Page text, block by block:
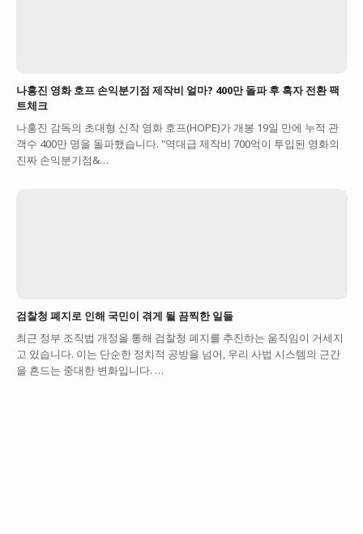
나홍진 영화 호프 손익분기점 제작비 얼마? 400만 돌파 후 흑자 전환 팩
트체크
나홍진 감독의 초대형 신작 영화 호프(HOPE)가 개봉 19일 만에 누적 관
객수 400만 명을 돌파했습니다. "역대급 제작비 700억이 투입된 영화의
진짜 손익분기점&…
검찰청 폐지로 인해 국민이 겪게 될 끔찍한 일들
최근 정부 조직법 개정을 통해 검찰청 폐지를 추진하는 움직임이 거세지
고 있습니다. 이는 단순한 정치적 공방을 넘어, 우리 사법 시스템의 근간
을 흔드는 중대한 변화입니다. …